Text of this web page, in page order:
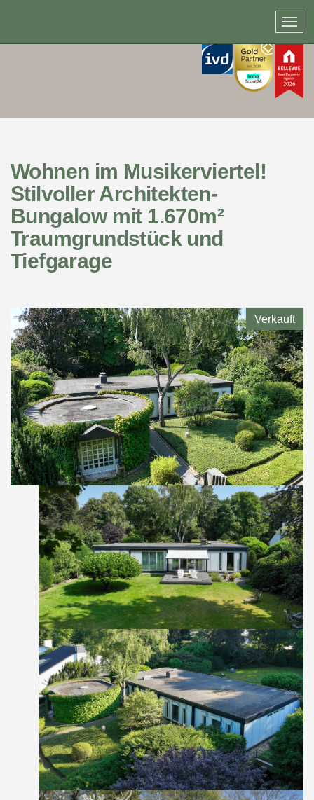
Wohnen im Musikerviertel!
Stilvoller Architekten-
Bungalow mit 1.670m²
Traumgrundstück und
Tiefgarage
Verkauft